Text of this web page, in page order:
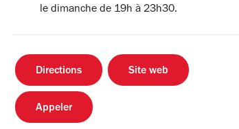
le dimanche de 19h à 23h30.
Directions Site web
Appeler